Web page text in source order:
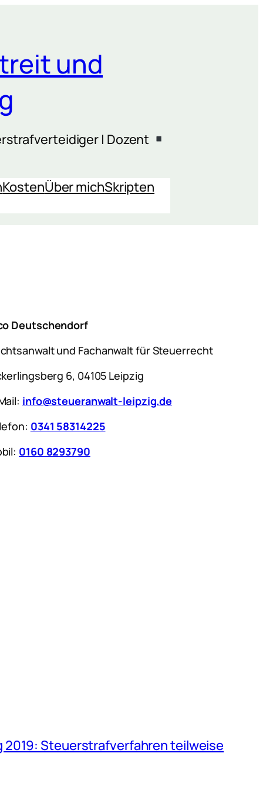
und
| Dozent
KostenÜber michSkripten
Deutschendorf
und Fachanwalt für Steuerrecht
6, 04105 Leipzig
info@steueranwalt-leipzig.de
0341 58314225
0160 8293790
Steuerstrafverfahren teilweise